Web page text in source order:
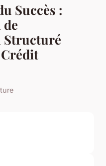
Succès :
Structuré